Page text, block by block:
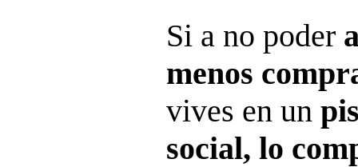
Si a no poder
menos
vives en un
social, lo